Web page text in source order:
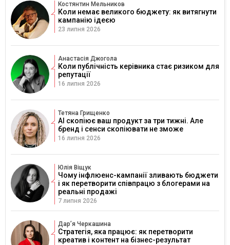
Костянтин Мельников
Коли немає великого бюджету: як витягнути
кампанію ідеєю
23 липня 2026
Анастасія Джогола
Коли публічність керівника стає ризиком для
репутації
16 липня 2026
Тетяна Грищенко
AI скопіює ваш продукт за три тижні. Але
бренд і сенси скопіювати не зможе
16 липня 2026
Юлія Віщук
Чому інфлюенс-кампанії зливають бюджети
і як перетворити співпрацю з блогерами на
реальні продажі
7 липня 2026
Дарʼя Черкашина
Стратегія, яка працює: як перетворити
креатив і контент на бізнес-результат